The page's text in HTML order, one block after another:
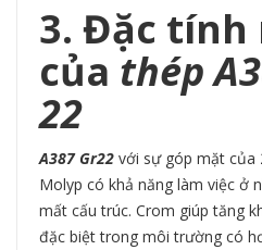
3. Đặc tính
của thép
22
A387 Gr22 với sự góp mặt của
Molyp có khả năng làm việc ở
mất cấu trúc. Crom giúp tăng
đặc biệt trong môi trường có